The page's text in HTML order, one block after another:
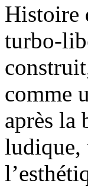
Histoire
turbo-
comme
après la
ludique,